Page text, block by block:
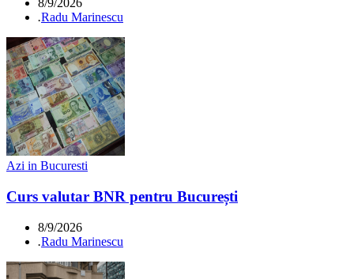
8/9/2026
.Radu Marinescu
Azi in Bucuresti
Curs valutar BNR pentru București
8/9/2026
.Radu Marinescu